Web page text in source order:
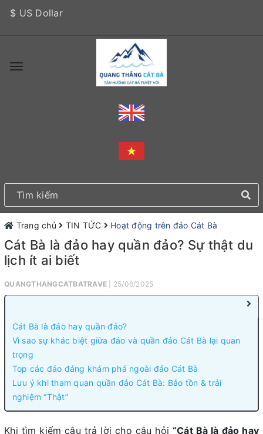
$ US Dollar
Trang chủ TIN TỨC Hoạt động trên đảo Cát Bà
Cát Bà là đảo hay quần đảo? Sự thật du
lịch ít ai biết
QUANGTHANGCATBATRAVE | 25/06/2025
Cát Bà là đảo hay quần đảo?
Vì sao sự khác biệt giữa đảo và quần đảo Cát Bà lại quan
trọng
Top các đảo đáng khám phá ngoài đảo Cát Bà
Lưu ý khi tham quan quần đảo Cát Bà: Bảo tồn & trải
nghiệm “Thật”
Khi tìm kiếm câu trả lời cho câu hỏi “Cát Bà là đảo hay